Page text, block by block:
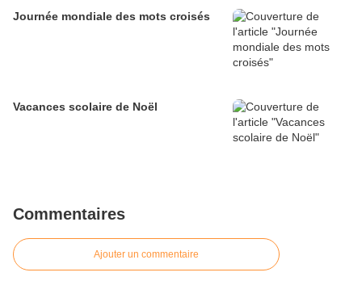
Journée mondiale des mots croisés
Vacances scolaire de Noël
Commentaires
Ajouter un commentaire